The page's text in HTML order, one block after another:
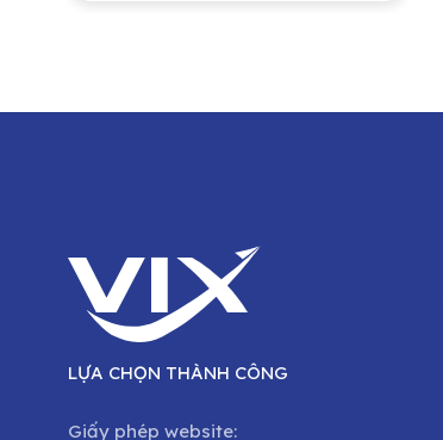
LỰA CHỌN THÀNH CÔNG
Giấy phép website: